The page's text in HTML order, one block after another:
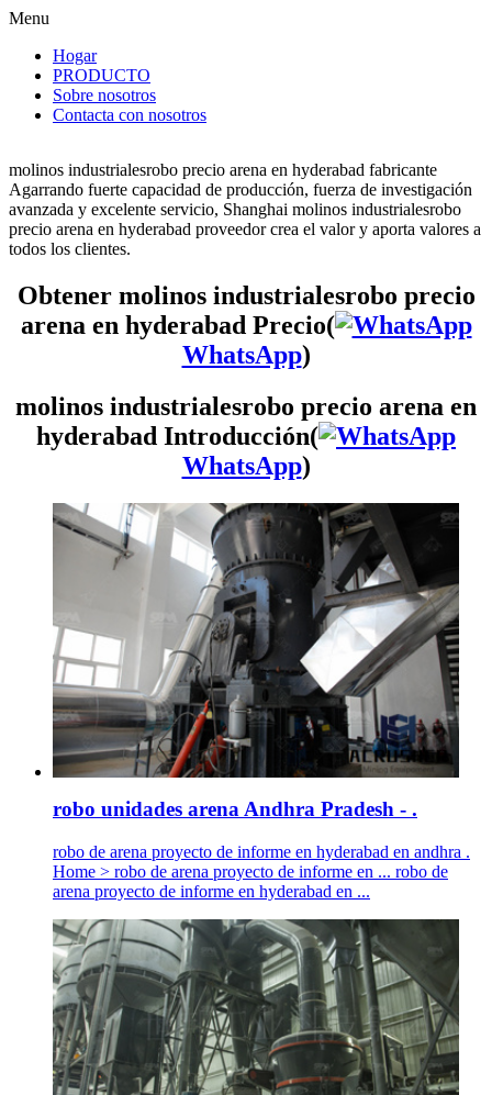
Menu
Hogar
PRODUCTO
Sobre nosotros
Contacta con nosotros
molinos industrialesrobo precio arena en hyderabad fabricante
Agarrando fuerte capacidad de producción, fuerza de investigación
avanzada y excelente servicio, Shanghai molinos industrialesrobo
precio arena en hyderabad proveedor crea el valor y aporta valores a
todos los clientes.
Obtener molinos industrialesrobo precio
arena en hyderabad Precio(
WhatsApp)
molinos industrialesrobo precio arena en
hyderabad Introducción(
WhatsApp)
robo unidades arena Andhra Pradesh - .
robo de arena proyecto de informe en hyderabad en andhra .
Home > robo de arena proyecto de informe en ... robo de
arena proyecto de informe en hyderabad en ...